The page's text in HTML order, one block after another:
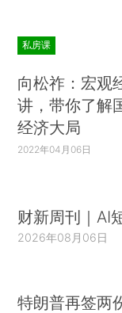
私房课
向松祚：宏观
讲，带你了解
经济大局
2022年04月06日
财新周刊｜AI
2026年08月06日
特朗普再签两